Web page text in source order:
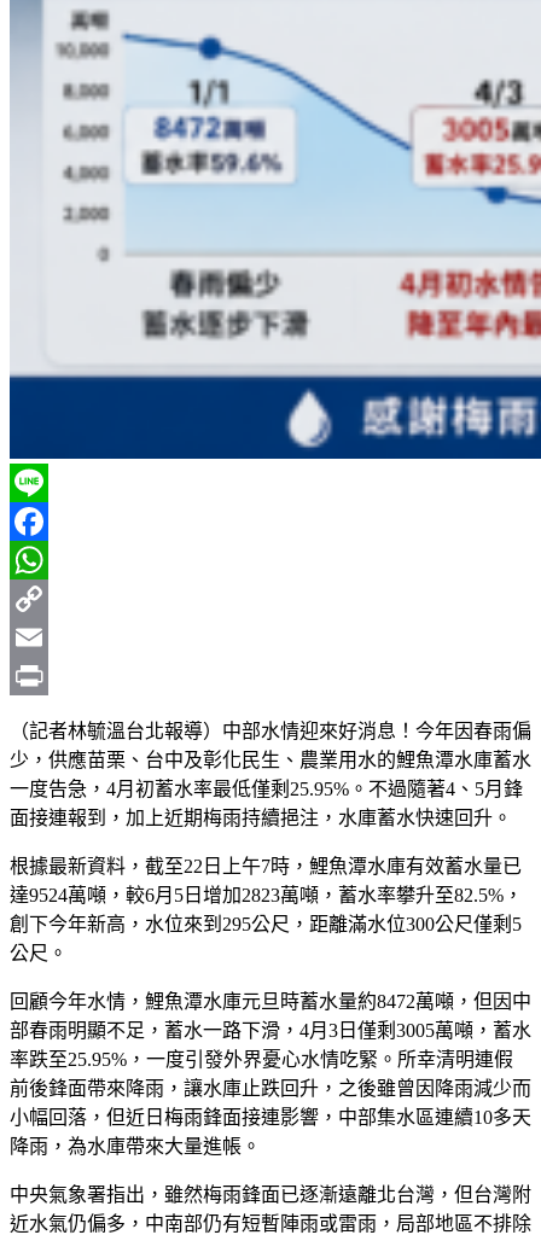
Line
Facebook
WhatsApp
Copy
Link
Email
（記者林毓溫台北報導）中部水情迎來好消息！今年因春雨偏
少，供應苗栗、台中及彰化民生、農業用水的鯉魚潭水庫蓄水
一度告急，4月初蓄水率最低僅剩25.95%。不過隨著4、5月鋒
面接連報到，加上近期梅雨持續挹注，水庫蓄水快速回升。
根據最新資料，截至22日上午7時，鯉魚潭水庫有效蓄水量已
達9524萬噸，較6月5日增加2823萬噸，蓄水率攀升至82.5%，
創下今年新高，水位來到295公尺，距離滿水位300公尺僅剩5
公尺。
回顧今年水情，鯉魚潭水庫元旦時蓄水量約8472萬噸，但因中
部春雨明顯不足，蓄水一路下滑，4月3日僅剩3005萬噸，蓄水
率跌至25.95%，一度引發外界憂心水情吃緊。所幸清明連假
前後鋒面帶來降雨，讓水庫止跌回升，之後雖曾因降雨減少而
小幅回落，但近日梅雨鋒面接連影響，中部集水區連續10多天
降雨，為水庫帶來大量進帳。
中央氣象署指出，雖然梅雨鋒面已逐漸遠離北台灣，但台灣附
近水氣仍偏多，中南部仍有短暫陣雨或雷雨，局部地區不排除